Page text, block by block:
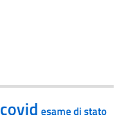
covid esame di stato